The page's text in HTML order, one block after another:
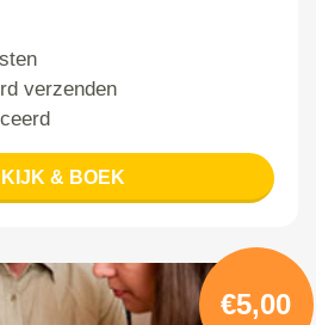
verzenden
& BOEK
€5,00